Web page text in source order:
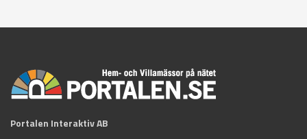
Portalen Interaktiv AB